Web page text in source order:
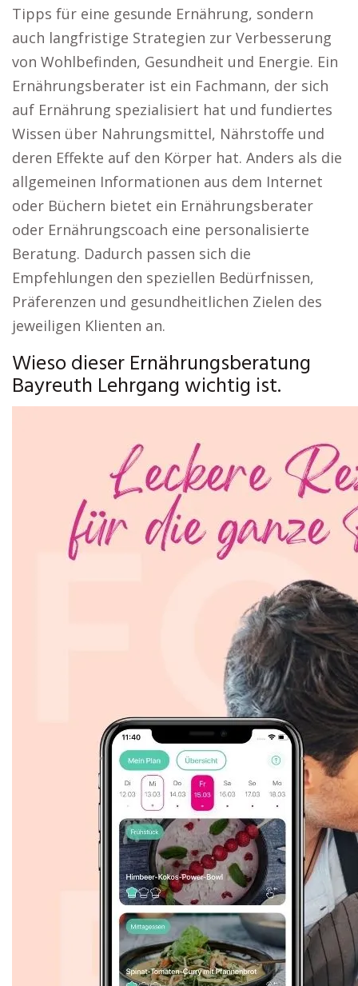
Tipps für eine gesunde Ernährung, sondern
auch langfristige Strategien zur Verbesserung
von Wohlbefinden, Gesundheit und Energie. Ein
Ernährungsberater ist ein Fachmann, der sich
auf Ernährung spezialisiert hat und fundiertes
Wissen über Nahrungsmittel, Nährstoffe und
deren Effekte auf den Körper hat. Anders als die
allgemeinen Informationen aus dem Internet
oder Büchern bietet ein Ernährungsberater
oder Ernährungscoach eine personalisierte
Beratung. Dadurch passen sich die
Empfehlungen den speziellen Bedürfnissen,
Präferenzen und gesundheitlichen Zielen des
jeweiligen Klienten an.
Wieso dieser Ernährungsberatung
Bayreuth Lehrgang wichtig ist.